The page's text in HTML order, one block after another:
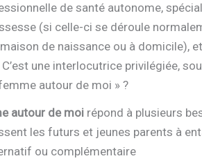
de santé autonome,
(si celle-ci se déroule
maison de naissance ou à domicile),
une interlocutrice privilégiée,
autour de moi » ?
autour de moi répond à plusieurs
les futurs et jeunes parents à
ou complémentaire